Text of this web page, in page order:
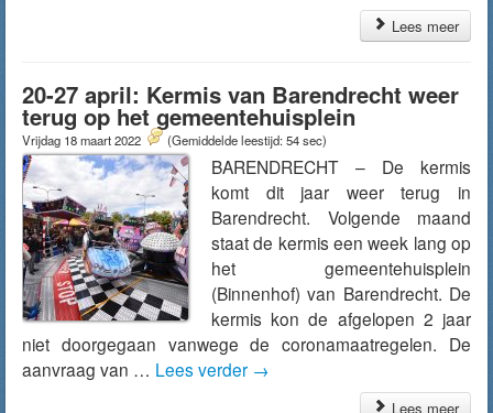
Lees meer
20-27 april: Kermis van Barendrecht weer
terug op het gemeentehuisplein
Vrijdag 18 maart 2022 (Gemiddelde leestijd: 54 sec)
BARENDRECHT – De kermis
komt dit jaar weer terug in
Barendrecht. Volgende maand
staat de kermis een week lang op
het gemeentehuisplein
(Binnenhof) van Barendrecht. De
kermis kon de afgelopen 2 jaar
niet doorgegaan vanwege de coronamaatregelen. De
aanvraag van … Lees verder →
Lees meer